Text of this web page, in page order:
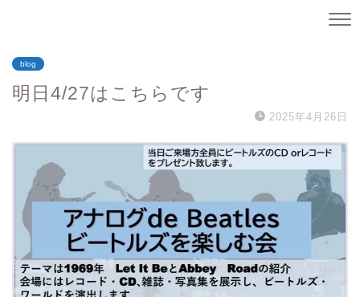
blog
明日4/27はこちらです
2025年4月26日